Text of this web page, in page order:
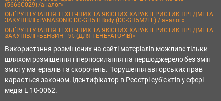
(5666C029) /аналог»
ОБҐРУНТУВАННЯ ТЕХНІЧНИХ ТА ЯКІСНИХ ХАРАКТЕРИСТИК ПРЕДМЕТА
ЗАКУПІВЛІ «PANASONIC DC-GH5 II Body (DC-GH5M2EE) / аналог»
ОБҐРУНТУВАННЯ ТЕХНІЧНИХ ТА ЯКІСНИХ ХАРАКТЕРИСТИК ПРЕДМЕТА
ЗАКУПІВЛІ «БЕНЗИН - 95 (ДЛЯ ГЕНЕРАТОРІВ)»
Використання розміщених на сайті матеріалів можливе тільки
шляхом розміщення гіперпосилання на першоджерело без змін
змісту матеріалів та скорочень. Порушення авторських прав
карається законом. Ідентифікатор в Реєстрі суб'єктів у сфері
медіа L 10-0062.